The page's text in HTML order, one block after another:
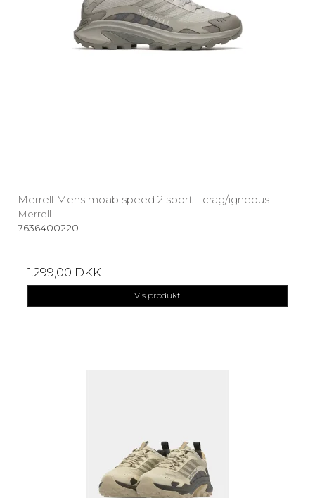
Merrell Mens moab speed 2 sport - crag/igneous
Merrell
7636400220
1.299,00 DKK
Vis produkt